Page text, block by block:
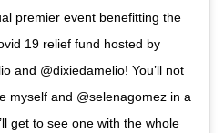
premier event benefitting the
19 relief fund hosted by
and @dixiedamelio! You’ll not
myself and @selenagomez in a
get to see one with the whole